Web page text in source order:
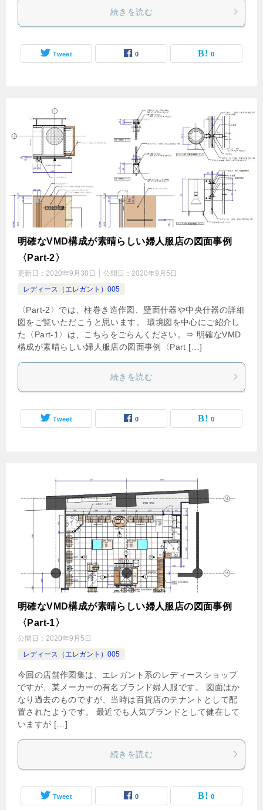
続きを読む
Tweet 0 0
明確なVMD構成が素晴らしい婦人服店の図面事例
〈Part-2〉
更新日： 2020年9月30日 公開日： 2020年9月5日
レディース（エレガント）005
〈Part-2〉では、柱巻き造作図、壁面什器や中央什器の詳細
図をご覧いただこうと思います。 環境図を中心にご紹介し
た〈Part-1〉は、こちらをごらんください。⇒ 明確なVMD
構成が素晴らしい婦人服店の図面事例〈Part […]
続きを読む
Tweet 0 0
明確なVMD構成が素晴らしい婦人服店の図面事例
〈Part-1〉
公開日： 2020年9月5日
レディース（エレガント）005
今回の店舗作図集は、エレガント系のレディースショップ
ですが、某メーカーの有名ブランド婦人服です。 図面はか
なり過去のものですが、当時は百貨店のテナントとして配
置されたようです。 最近でも人気ブランドとして健在して
いますが […]
続きを読む
Tweet 0 0